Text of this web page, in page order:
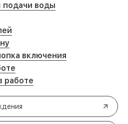
подачи воды
включения
работе